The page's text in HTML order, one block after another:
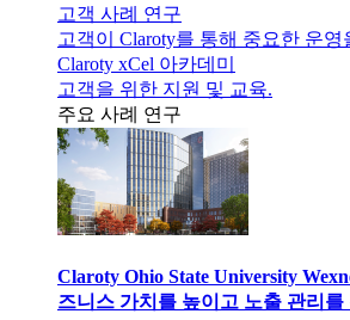
고객 사례 연구
고객이 Claroty를 통해 중요한 운
Claroty xCel 아카데미
고객을 위한 지원 및 교육.
주요 사례 연구
Claroty Ohio State University
즈니스 가치를 높이고 노출 관리를